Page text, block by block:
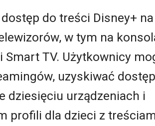
do treści Disney+
w tym na
TV. Użytkownicy
uzyskiwać
dziesięciu urządzeniach i
profili dla dzieci z